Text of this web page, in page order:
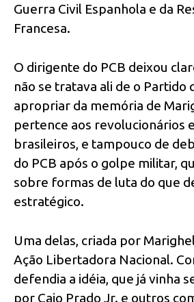
Guerra Civil Espanhola e da
Francesa.
O dirigente do PCB deixou
não se tratava ali de o Partido
apropriar da memória de
pertence aos revolucionários
brasileiros, e tampouco de
do PCB após o golpe militar,
sobre formas de luta do que
estratégico.
Uma delas, criada por
Ação Libertadora Nacional.
defendia a idéia, que já vinha
por Caio Prado Jr. e outros